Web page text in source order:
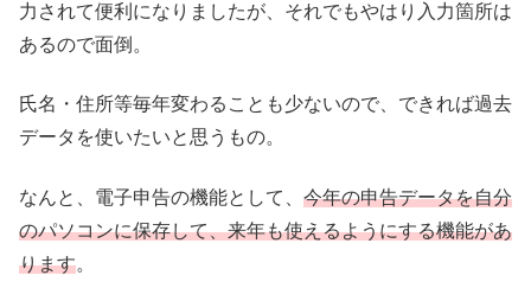
力されて便利になりましたが、それでもやはり入力箇所は
あるので面倒。
氏名・住所等毎年変わることも少ないので、できれば過去
データを使いたいと思うもの。
なんと、電子申告の機能として、 今年の申告データを自分
のパソコンに保存して、来年も使えるようにする機能があ
ります。